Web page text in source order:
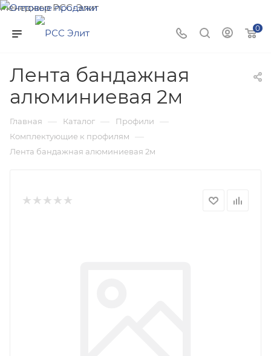
Менеджер РСС-Элит
Напишите нам и мы поможем подобрать товар именно
для Вас!
0
Лента бандажная
алюминиевая 2м
Главная — Каталог — Профили —
Комплектующие к профилям —
Лента бандажная алюминиевая 2м